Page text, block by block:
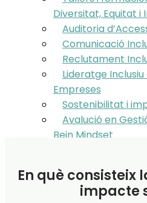
Diversitat, Equitat i
Auditoria
Comunicació
Reclutament
Lideratge Inclusiu
Empreses
Sostenibilitat i
Avalució en
Bein Mindset
Públiques
Organitzacions
En què consisteix
impacte